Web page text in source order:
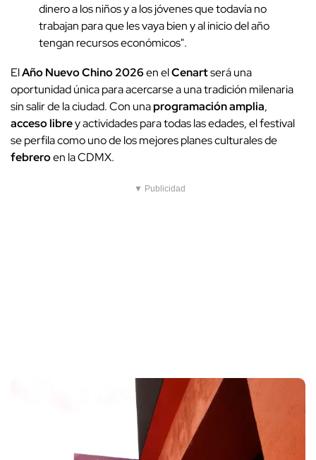
dinero a los niños y a los jóvenes que todavía no
trabajan para que les vaya bien y al inicio del año
tengan recursos económicos".
ElAño Nuevo Chino 2026en elCenartserá una
oportunidad única para acercarse a una tradición milenaria
sin salir de la ciudad. Con unaprogramación amplia,
acceso librey actividades para todas las edades, el festival
se perfila como uno de los mejores planes culturales de
febreroen la CDMX.
▼ Publicidad